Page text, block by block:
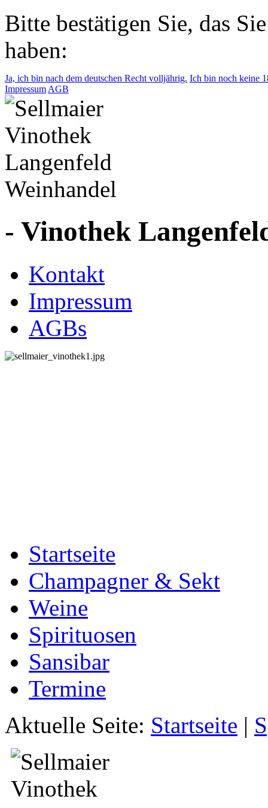
Bitte bestätigen Sie, das
haben:
Ja, ich bin nach dem deutschen Recht volljährig. Ich bin noch keine
Impressum AGB
- Vinothek
Kontakt
Impressum
AGBs
Startseite
Champagner & Sekt
Weine
Spirituosen
Sansibar
Termine
Aktuelle Seite: Startseite |